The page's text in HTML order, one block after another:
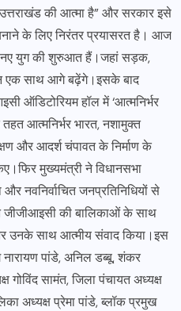
की आत्मा है” और सरकार इसे
के लिए निरंतर प्रयासरत है। आज
नए युग की शुरुआत हैं।जहां सड़क,
एक साथ आगे बढ़ेंगे।इसके बाद
ऑडिटोरियम हॉल में ‘आत्मनिर्भर
आत्मनिर्भर भारत, नशामुक्त
और आदर्श चंपावत के निर्माण के
मुख्यमंत्री ने विधानसभा
नवनिर्वाचित जनप्रतिनिधियों से
जीजीआइसी की बालिकाओं के साथ
उनके साथ आत्मीय संवाद किया।इस
नारायण पांडे, अनिल डब्बू, शंकर
गोविंद सामंत, जिला पंचायत अध्यक्ष
अध्यक्ष प्रेमा पांडे, ब्लॉक प्रमुख